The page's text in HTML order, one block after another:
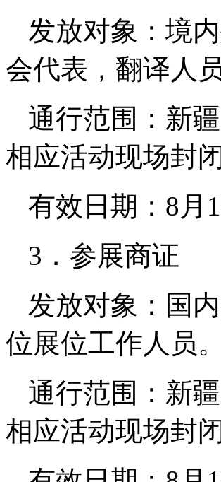
发放对象：境
会代表，翻译人员
通行范围：新
相应活动现场封
有效日期：8月
3．参展商证
发放对象：国
位展位工作人员。
通行范围：新
相应活动现场封